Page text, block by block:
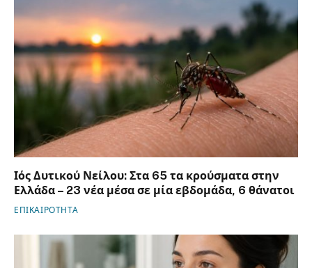
Ιός Δυτικού Νείλου: Στα 65 τα κρούσματα στην
Ελλάδα – 23 νέα μέσα σε μία εβδομάδα, 6 θάνατοι
ΕΠΙΚΑΙΡΟΤΗΤΑ